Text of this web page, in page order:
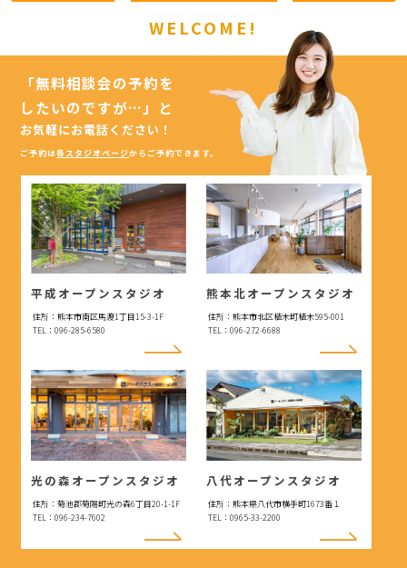
WELCOME!
「無料相談会の予約を
したいのですが…」
と
お気軽にお電話ください！
ご予約は各スタジオページからご予約できます。
平成オープンスタジオ
住所：熊本市南区馬渡1丁目15-3-1F
TEL：096-285-6580
熊本北オープンスタジオ
住所：熊本市北区植木町植木595-001
TEL：096-272-6688
光の森オープンスタジオ
住所：菊池郡菊陽町光の森6丁目20-1-1F
TEL：096-234-7602
八代オープンスタジオ
住所：熊本県八代市横手町1673番１
TEL：0965-33-2200